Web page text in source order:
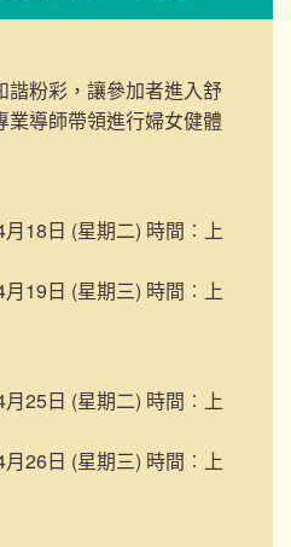
諧粉彩，讓參加者進入舒
業導師帶領進行婦女健體
18日 (星期二) 時間︰上
19日 (星期三) 時間︰上
25日 (星期二) 時間︰上
26日 (星期三) 時間︰上